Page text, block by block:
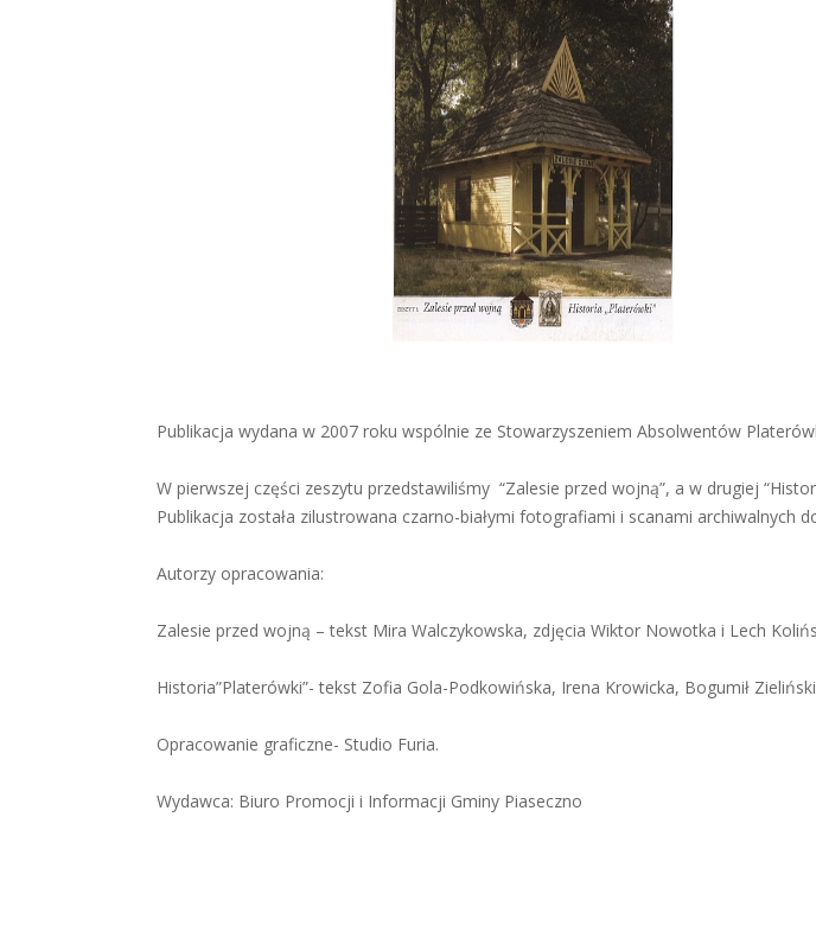
Publikacja wydana w 2007 roku wspólnie ze Stowarzyszeniem Absolwentów
W pierwszej części zeszytu przedstawiliśmy “Zalesie przed wojną”, a w drugiej
Publikacja została zilustrowana czarno-białymi fotografiami i scanami archiwalnych
Autorzy opracowania:
Zalesie przed wojną – tekst Mira Walczykowska, zdjęcia Wiktor Nowotka i Lech
Historia”Platerówki”- tekst Zofia Gola-Podkowińska, Irena Krowicka, Bogumił Zieliński
Opracowanie graficzne- Studio Furia.
Wydawca: Biuro Promocji i Informacji Gminy Piaseczno